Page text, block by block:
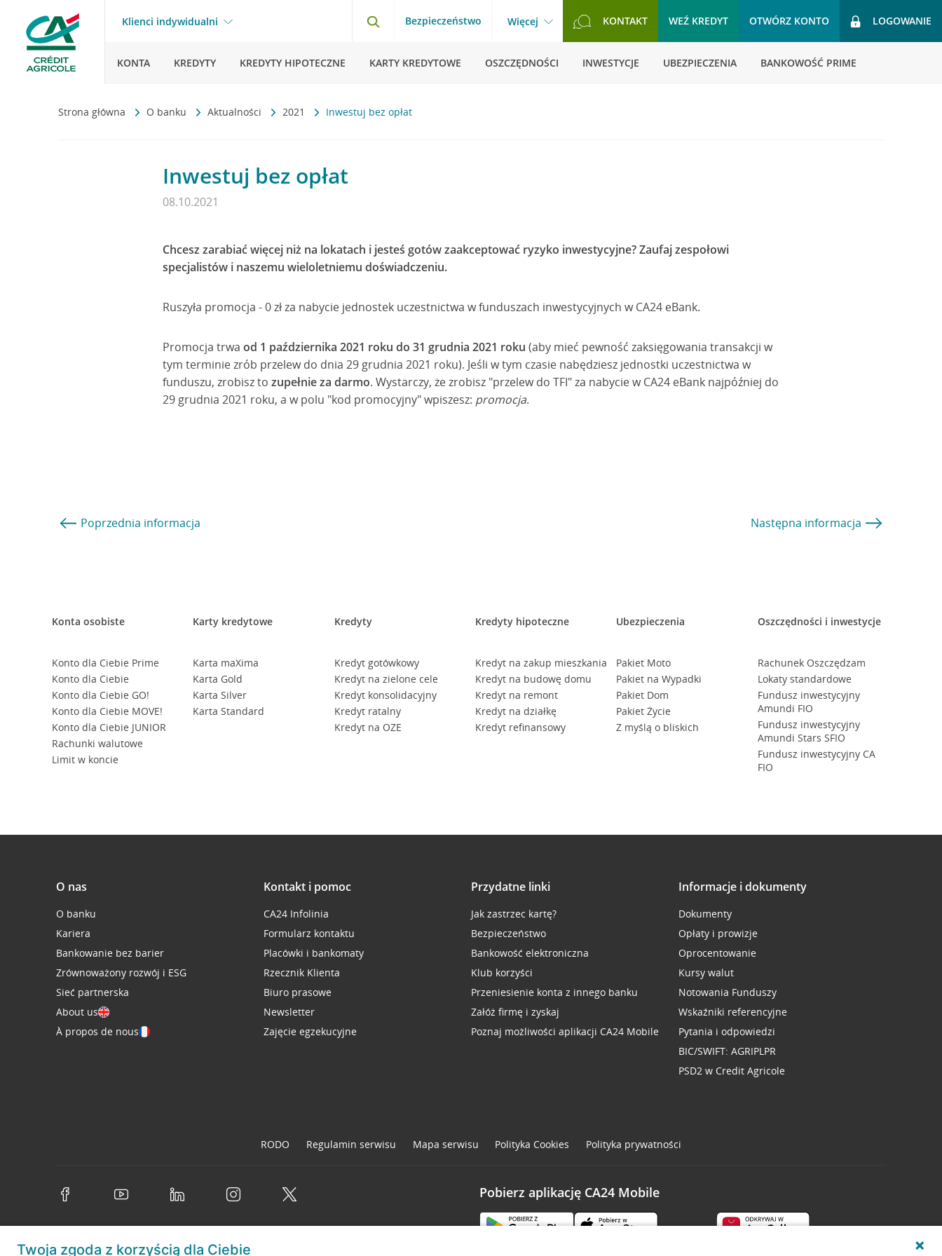
Klienci indywidualni Bezpieczeństwo Więcej KONTAKT WEŹ KREDYT OTWÓRZ KONTO LOGOWANIE
KONTA KREDYTY KREDYTY HIPOTECZNE KARTY KREDYTOWE OSZCZĘDNOŚCI INWESTYCJE UBEZPIECZENIA BANKOWOŚĆ PRIME
Strona główna O banku Aktualności 2021 Inwestuj bez opłat
Inwestuj bez opłat
08.10.2021
Chcesz zarabiać więcej niż na lokatach i jesteś gotów zaakceptować ryzyko inwestycyjne? Zaufaj zespołowi
specjalistów i naszemu wieloletniemu doświadczeniu.
Ruszyła promocja - 0 zł za nabycie jednostek uczestnictwa w funduszach inwestycyjnych w CA24 eBank.
Promocja trwa od 1 października 2021 roku do 31 grudnia 2021 roku (aby mieć pewność zaksięgowania transakcji w
tym terminie zrób przelew do dnia 29 grudnia 2021 roku). Jeśli w tym czasie nabędziesz jednostki uczestnictwa w
funduszu, zrobisz to zupełnie za darmo. Wystarczy, że zrobisz "przelew do TFI" za nabycie w CA24 eBank najpóźniej do
29 grudnia 2021 roku, a w polu "kod promocyjny" wpiszesz: promocja.
Poprzednia informacja Następna informacja
Konta osobiste
Konto dla Ciebie Prime
Konto dla Ciebie
Konto dla Ciebie GO!
Konto dla Ciebie MOVE!
Konto dla Ciebie JUNIOR
Rachunki walutowe
Limit w koncie
Karty kredytowe
Karta maXima
Karta Gold
Karta Silver
Karta Standard
Kredyty
Kredyt gotówkowy
Kredyt na zielone cele
Kredyt konsolidacyjny
Kredyt ratalny
Kredyt na OZE
Kredyty hipoteczne
Kredyt na zakup mieszkania
Kredyt na budowę domu
Kredyt na remont
Kredyt na działkę
Kredyt refinansowy
Ubezpieczenia
Pakiet Moto
Pakiet na Wypadki
Pakiet Dom
Pakiet Życie
Z myślą o bliskich
Oszczędności i inwestycje
Rachunek Oszczędzam
Lokaty standardowe
Fundusz inwestycyjny
Amundi FIO
Fundusz inwestycyjny
Amundi Stars SFIO
Fundusz inwestycyjny CA
FIO
O nas
O banku
Kariera
Bankowanie bez barier
Zrównoważony rozwój i ESG
Sieć partnerska
About us
À propos de nous
Kontakt i pomoc
CA24 Infolinia
Formularz kontaktu
Placówki i bankomaty
Rzecznik Klienta
Biuro prasowe
Newsletter
Zajęcie egzekucyjne
Przydatne linki
Jak zastrzec kartę?
Bezpieczeństwo
Bankowość elektroniczna
Klub korzyści
Przeniesienie konta z innego banku
Załóż firmę i zyskaj
Poznaj możliwości aplikacji CA24 Mobile
Informacje i dokumenty
Dokumenty
Opłaty i prowizje
Oprocentowanie
Kursy walut
Notowania Funduszy
Wskaźniki referencyjne
Pytania i odpowiedzi
BIC/SWIFT: AGRIPLPR
PSD2 w Credit Agricole
RODO Regulamin serwisu Mapa serwisu Polityka Cookies Polityka prywatności
© 2026 Credit Agricole Bank Polska S.A. Wszelkie prawa zastrzeżone
Pobierz aplikację CA24 Mobile
Twoja zgoda z korzyścią dla Ciebie